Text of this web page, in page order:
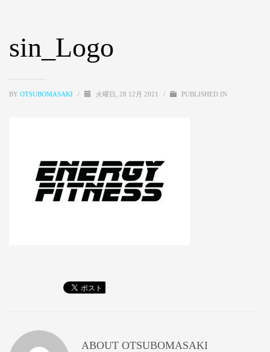
sin_Logo
BY OTSUBOMASAKI / 火曜日, 28 12月 2021 / PUBLISHED IN
ABOUT OTSUBOMASAKI